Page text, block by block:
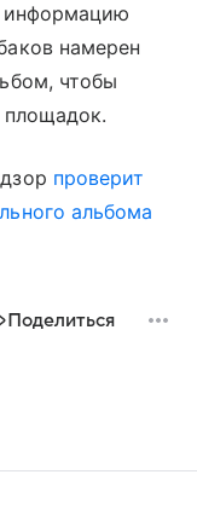
информацию
намерен
чтобы
площадок.
проверит
альбома
Поделиться